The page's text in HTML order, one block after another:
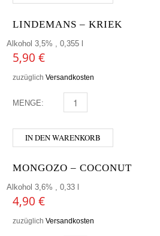
LINDEMANS – KRIEK
Alkohol 3,5% , 0,355 l
5,90 €
zuzüglich Versandkosten
MENGE: LINDEMANS - KRIEK MENGE
IN DEN WARENKORB
MONGOZO – COCONUT
Alkohol 3,6% , 0,33 l
4,90 €
zuzüglich Versandkosten